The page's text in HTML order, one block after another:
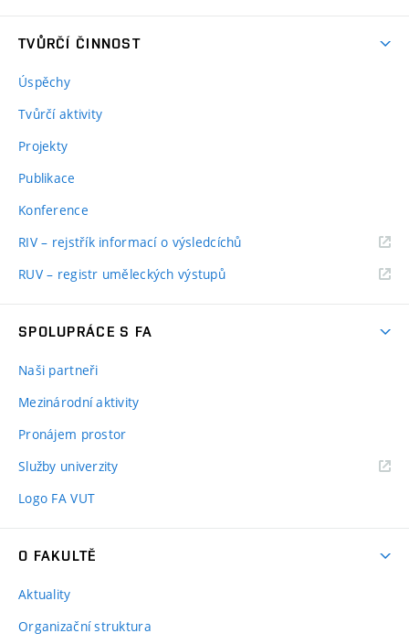
TVŮRČÍ ČINNOST
Úspěchy
Tvůrčí aktivity
Projekty
Publikace
Konference
RIV – rejstřík informací o výsledcíchů
RUV – registr uměleckých výstupů
SPOLUPRÁCE S FA
Naši partneři
Mezinárodní aktivity
Pronájem prostor
Služby univerzity
Logo FA VUT
O FAKULTĚ
Aktuality
Organizační struktura